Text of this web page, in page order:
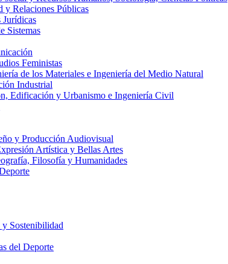
y Relaciones Públicas
Jurídicas
Sistemas
Feministas
de los Materiales e Ingeniería del Medio Natural
Industrial
Edificación y Urbanismo e Ingeniería Civil
y Producción Audiovisual
Artística y Bellas Artes
Filosofía y Humanidades
Sostenibilidad
del Deporte